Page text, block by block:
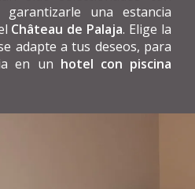
una estancia
Château de Palaja. Elige la
adapte a tus deseos, para
en un hotel con piscina